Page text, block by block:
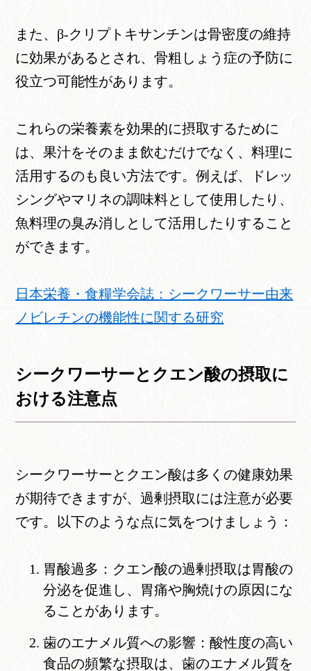
また、β-クリプトキサンチンは骨密度の維持
に効果があるとされ、骨粗しょう症の予防に
役立つ可能性があります。
これらの栄養素を効果的に摂取するために
は、果汁をそのまま飲むだけでなく、料理に
活用するのも良い方法です。例えば、ドレッ
シングやマリネの調味料として使用したり、
魚料理の臭み消しとして活用したりすること
ができます。
日本栄養・食糧学会誌：シークワーサー由来
ノビレチンの機能性に関する研究
シークワーサーとクエン酸の摂取に
おける注意点
シークワーサーとクエン酸は多くの健康効果
が期待できますが、過剰摂取には注意が必要
です。以下のような点に気をつけましょう：
胃酸過多：クエン酸の過剰摂取は胃酸の
分泌を促進し、胃痛や胸焼けの原因にな
ることがあります。
歯のエナメル質への影響：酸性度の高い
食品の頻繁な摂取は、歯のエナメル質を